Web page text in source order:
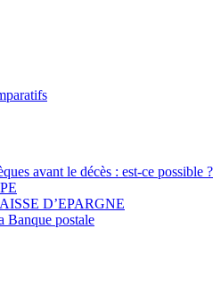
avant le décès : est-ce possible ?
D’EPARGNE
Banque postale